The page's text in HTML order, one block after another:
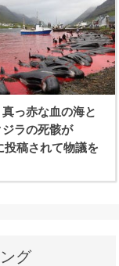
真っ赤な血の海と
ラの死骸が
投稿されて物議を
グ